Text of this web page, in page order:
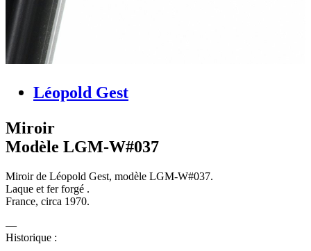
Léopold Gest
Miroir
Modèle LGM-W#037
Miroir de Léopold Gest, modèle LGM-W#037.
Laque et fer forgé .
France, circa 1970.
Historique :